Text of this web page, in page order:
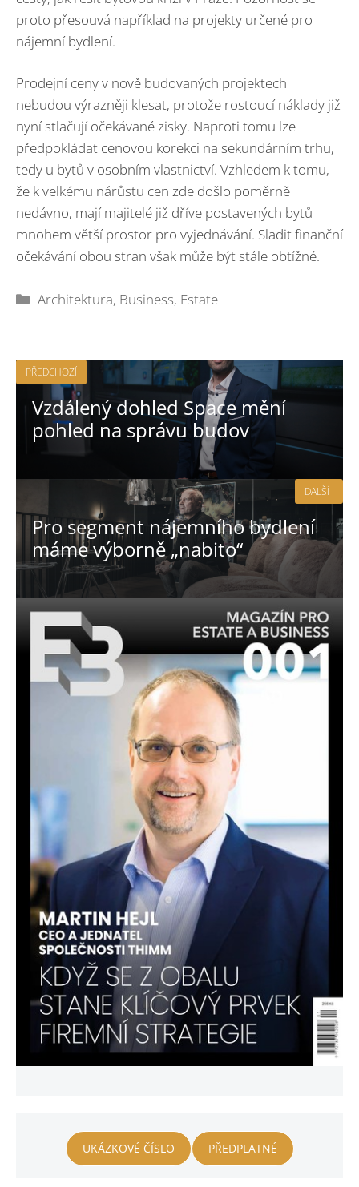
proto přesouvá například na projekty určené pro
nájemní bydlení.
Prodejní ceny v nově budovaných projektech
nebudou výrazněji klesat, protože rostoucí náklady již
nyní stlačují očekávané zisky. Naproti tomu lze
předpokládat cenovou korekci na sekundárním trhu,
tedy u bytů v osobním vlastnictví. Vzhledem k tomu,
že k velkému nárůstu cen zde došlo poměrně
nedávno, mají majitelé již dříve postavených bytů
mnohem větší prostor pro vyjednávání. Sladit finanční
očekávání obou stran však může být stále obtížné.
Rubriky
Architektura, Business, Estate
PŘEDCHOZÍ
Vzdálený dohled Space mění
pohled na správu budov
Pro segment nájemního bydlení
máme výborně „nabito“
DALŠÍ
UKÁZKOVÉ ČÍSLO PŘEDPLATNÉ